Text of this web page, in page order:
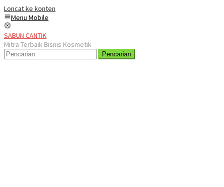
Loncat ke konten
Menu Mobile
SABUN CANTIK
Mitra Terbaik Bisnis Kosmetik
Pencarian